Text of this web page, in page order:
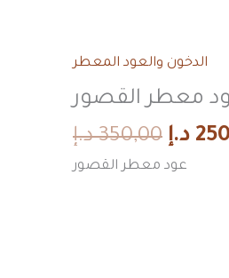
الدخون والعود المعطر
معطر القصور
350,00 د.إ
price
د.إ
عود معطر القصور
عود
معطر
quantity